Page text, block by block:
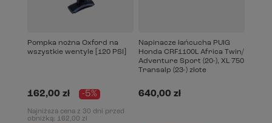
Pompka nożna Oxford na
wszystkie wentyle [120 PSI]
162,00 zł -5%
Najniższa cena z 30 dni przed
obniżką: 162,00 zł
Napinacze łańcucha PUIG
Honda CRF1100L Africa Twin/
Adventure Sport (20-), XL 750
Transalp (23-) złote
640,00 zł